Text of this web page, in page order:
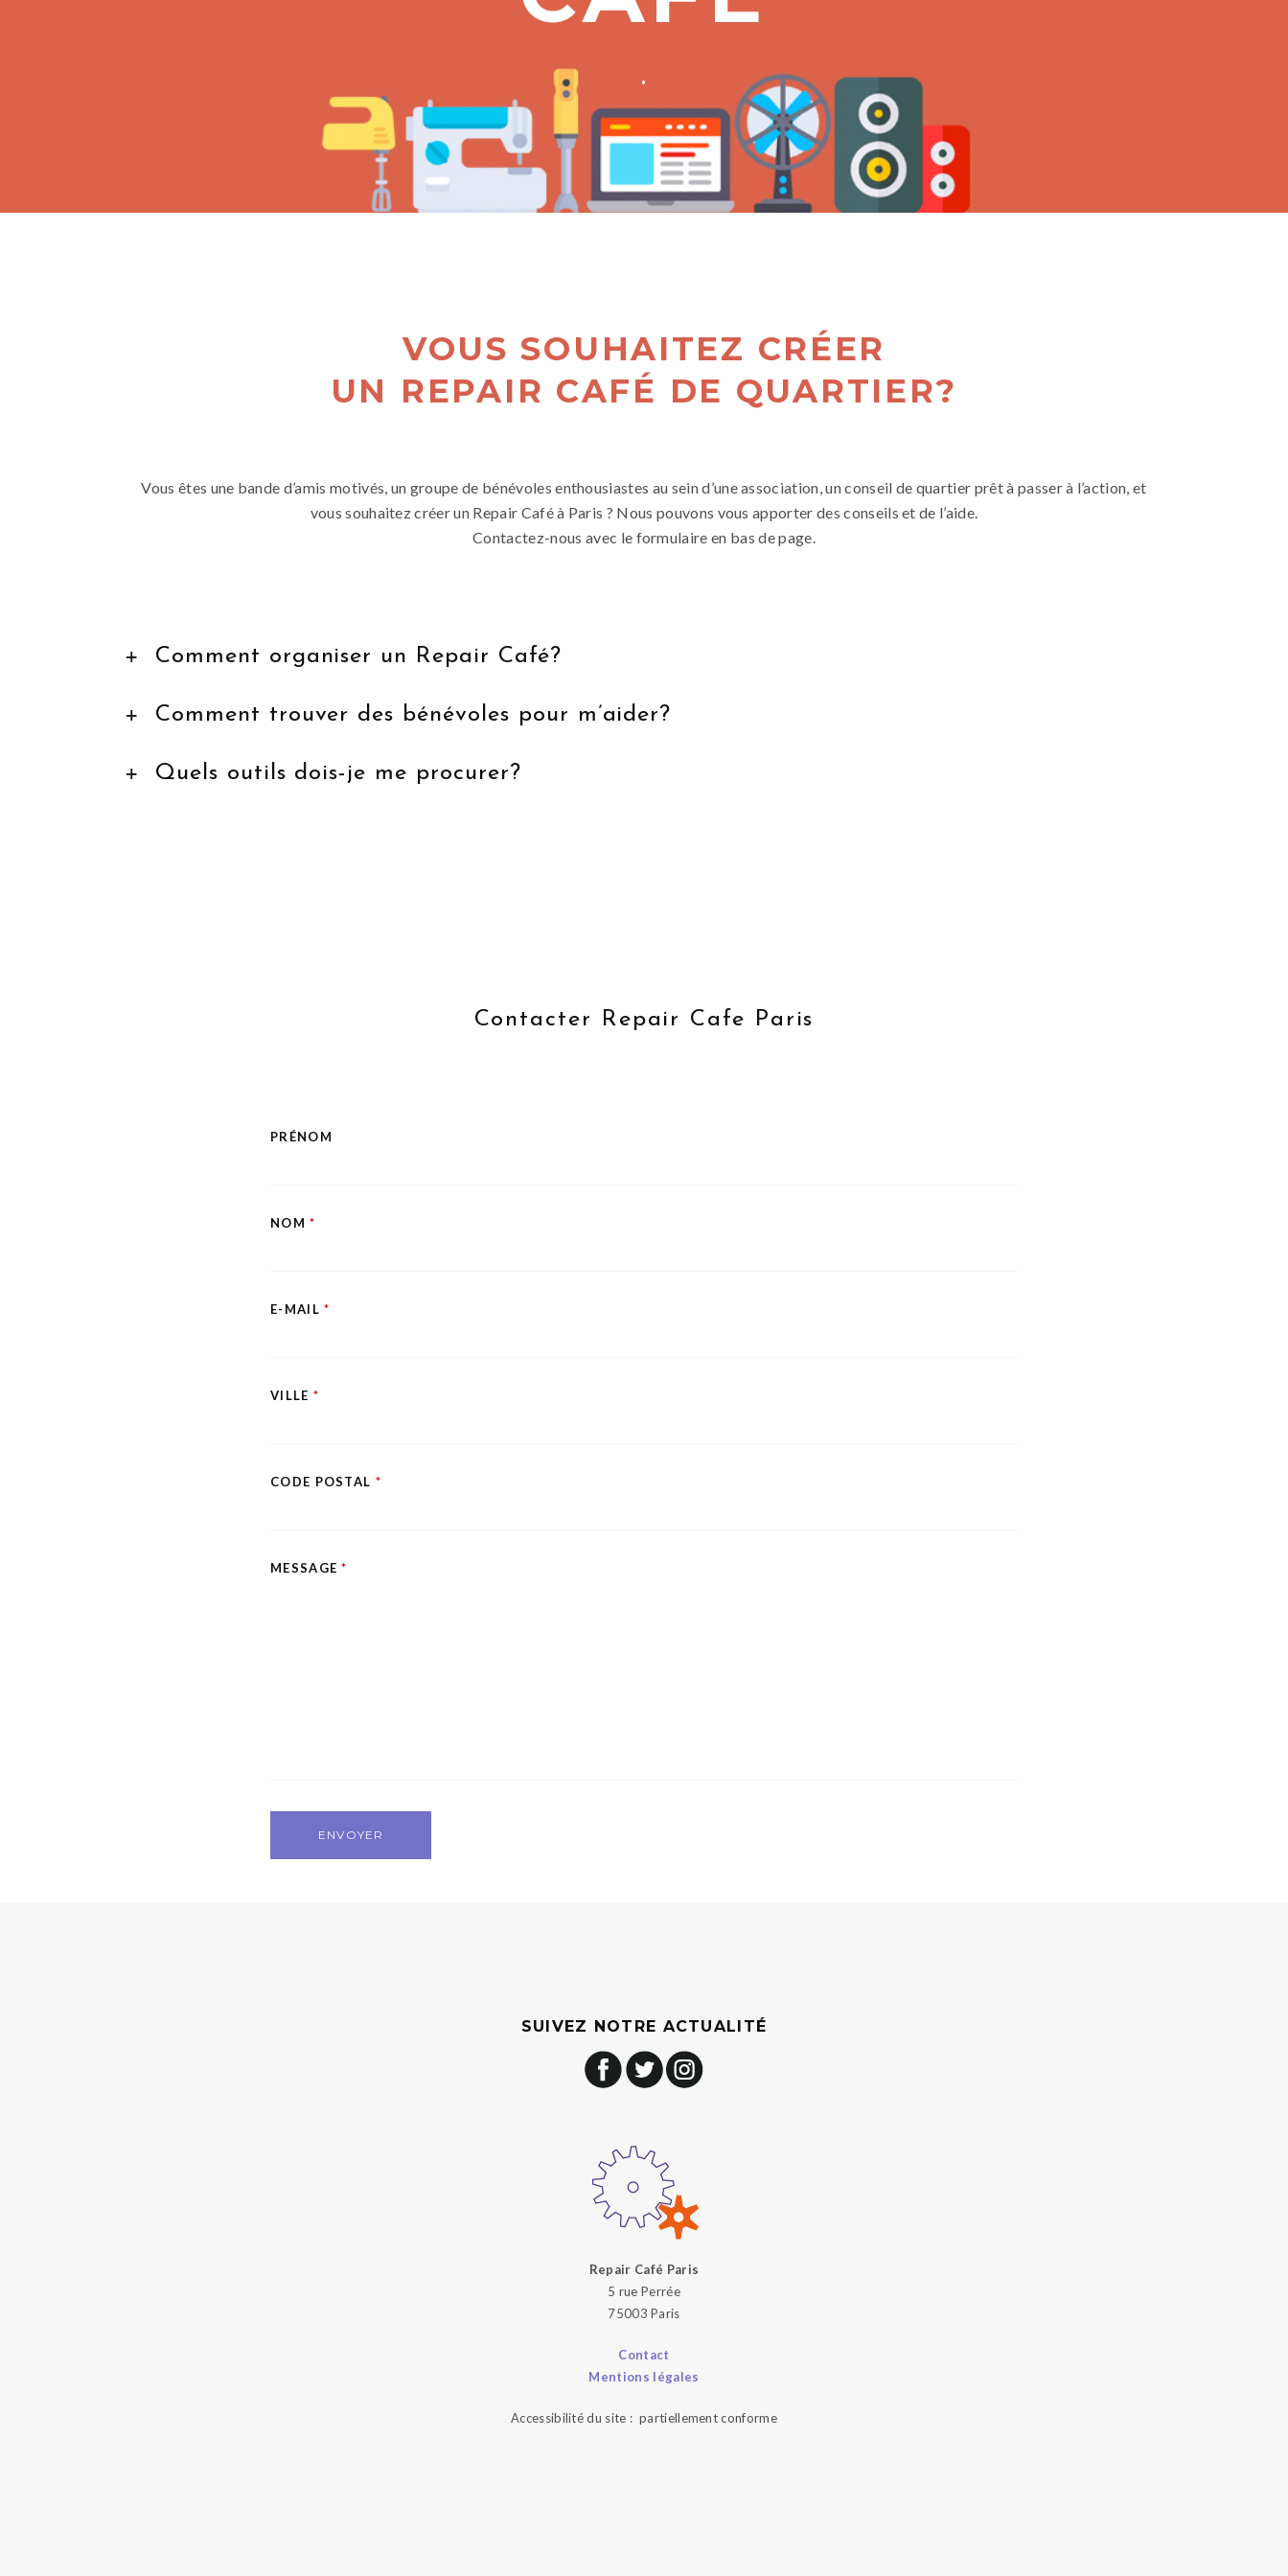
.
VOUS SOUHAITEZ CRÉER
UN REPAIR CAFÉ DE QUARTIER?
Vous êtes une bande d’amis motivés, un groupe de bénévoles enthousiastes au sein d’une association, un conseil de quartier prêt à passer à l’action, et
vous souhaitez créer un Repair Café à Paris ? Nous pouvons vous apporter des conseils et de l’aide.
Contactez-nous avec le formulaire en bas de page.
Comment organiser un Repair Café?
Comment trouver des bénévoles pour m’aider?
Quels outils dois-je me procurer?
Contacter Repair Cafe Paris
PRÉNOM
NOM*
E-MAIL*
VILLE *
CODE POSTAL *
MESSAGE*
SUIVEZ NOTRE ACTUALITÉ
Repair Café Paris
5 rue Perrée
75003 Paris
Contact
Mentions légales
Accessibilité du site : partiellement conforme